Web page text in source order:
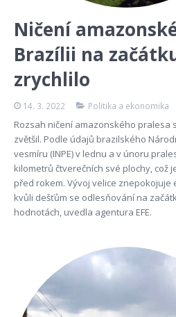
Ničení
Brazílii na
zrychlilo
14. 3. 2022 Politika a ekonomika
Rozsah ničení amazonského pralesa
zvětšil. Podle údajů brazilského
vesmíru (INPE) v lednu a v únoru
kilometrů čtverečních své plochy, což
před rokem. Vývoj velice znepokojuje
kvůli dešťům se odlesňování na
hodnotách, uvedla agentura EFE.